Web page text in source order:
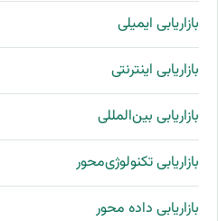
بازاریابی ایمیلی
بازاریابی اینترنتی
بازاریابی بین‌المللی
بازاریابی تکنولوژی‌محور
بازاریابی داده محور